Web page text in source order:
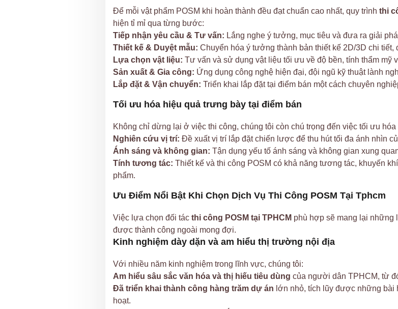
Để mỗi vật phẩm POSM khi hoàn thành đều đạt chuẩn cao nhất, quy trình thi
hiện tỉ mỉ qua từng bước:
Tiếp nhận yêu cầu & Tư vấn: Lắng nghe ý tưởng, mục tiêu và đưa ra giải
Thiết kế & Duyệt mẫu: Chuyển hóa ý tưởng thành bản thiết kế 2D/3D chi
Lựa chọn vật liệu: Tư vấn và sử dụng vật liệu tối ưu về độ bền, tính thẩm mỹ
Sản xuất & Gia công: Ứng dụng công nghệ hiện đại, đội ngũ kỹ thuật lành
Lắp đặt & Vận chuyển: Triển khai lắp đặt tại điểm bán một cách chuyên
Tối ưu hóa hiệu quả trưng bày tại điểm bán
Không chỉ dừng lại ở việc thi công, chúng tôi còn chú trọng đến việc tối ưu
Nghiên cứu vị trí: Đề xuất vị trí lắp đặt chiến lược để thu hút tối đa ánh nhìn
Ánh sáng và không gian: Tận dụng yếu tố ánh sáng và không gian xung
Tính tương tác: Thiết kế và thi công POSM có khả năng tương tác, khuyến
phẩm.
Ưu Điểm Nổi Bật Khi Chọn Dịch Vụ Thi Công POSM Tại Tphcm
Việc lựa chọn đối tác thi công POSM tại TPHCM phù hợp sẽ mang lại những
được thành công ngoài mong đợi.
Kinh nghiệm dày dặn và am hiểu thị trường nội địa
Với nhiều năm kinh nghiệm trong lĩnh vực, chúng tôi:
Am hiểu sâu sắc văn hóa và thị hiếu tiêu dùng của người dân TPHCM, từ
Đã triển khai thành công hàng trăm dự án lớn nhỏ, tích lũy được những bài
hoạt.